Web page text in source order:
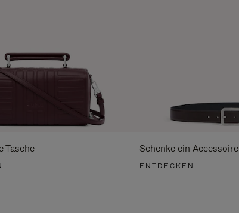
Tasche Schenke ein Accessoire
ENTDECKEN